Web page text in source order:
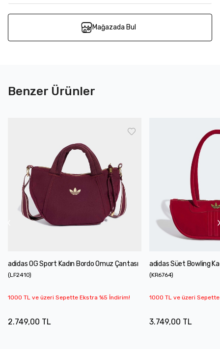
Mağazada Bul
Benzer Ürünler
adidas OG Sport Kadın Bordo Omuz Çantası
(LF2410)
1000 TL ve üzeri Sepette Ekstra %5 İndirim!
2.749,00 TL
adidas Süet Bowling
(KR6764)
1000 TL ve üzeri
3.749,00 TL